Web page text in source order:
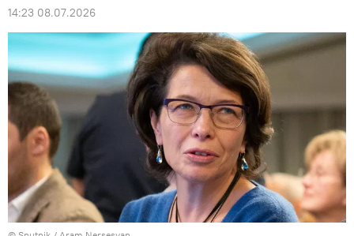
14:23 08.07.2026